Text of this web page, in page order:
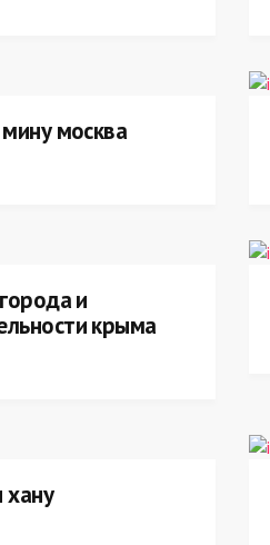
москва
и
крыма